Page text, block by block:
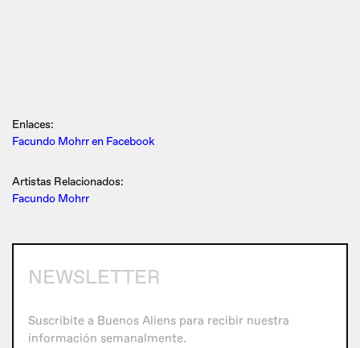
Enlaces:
Facundo Mohrr en Facebook
Artistas Relacionados:
Facundo Mohrr
NEWSLETTER
Suscribite a Buenos Aliens para recibir nuestra
información semanalmente.